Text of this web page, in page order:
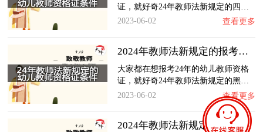
证，就好奇24年教师法新规定的四…
2023-06-02
查看更多
2024年教师法新规定的报考黑龙江幼儿教师资格…
大家都在想报考24年的幼儿教师资格
证，就好奇24年教师法新规定的黑…
2023-06-02
查看更多
2024年教师法新规定的报考辽宁幼儿教师资格证…